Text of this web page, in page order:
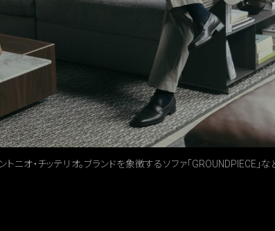
ニオ・チッテリオ。ブランドを象徴するソファ「GROUNDPIECE」